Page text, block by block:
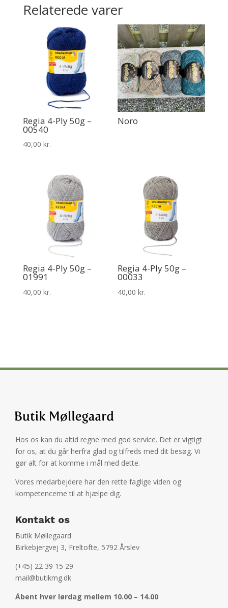
Relaterede varer
Regia 4-Ply 50g –
00540
40,00 kr.
Noro
Regia 4-Ply 50g –
01991
40,00 kr.
Regia 4-Ply 50g –
00033
40,00kr.
Hos os kan du altid regne med god service. Det er vigtigt
for os, at du går herfra glad og tilfreds med dit besøg. Vi
gør alt for at komme i mål med dette.
Vores medarbejdere har den rette faglige viden og
kompetencerne til at hjælpe dig.
Kontakt os
Butik Møllegaard
Birkebjergvej 3, Freltofte, 5792 Årslev
(+45) 22 39 15 29
mail@butikmg.dk
Åbent hver lørdag mellem 10.00 – 14.00